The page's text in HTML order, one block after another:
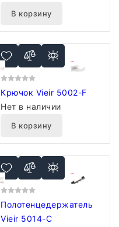
В корзину
Крючок Vieir 5002-F
Нет в наличии
В корзину
Полотенцедержатель
Vieir 5014-C